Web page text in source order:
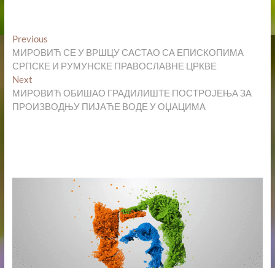
Кретање
чланка
PreviousPrevious
post:
МИРОВИЋ СЕ У ВРШЦУ САСТАО СА ЕПИСКОПИМА
СРПСКЕ И РУМУНСКЕ ПРАВОСЛАВНЕ ЦРКВЕ
NextNext
post:
МИРОВИЋ ОБИШАО ГРАДИЛИШТЕ ПОСТРОЈЕЊА ЗА
ПРОИЗВОДЊУ ПИЈАЋЕ ВОДЕ У ОЏАЦИМА